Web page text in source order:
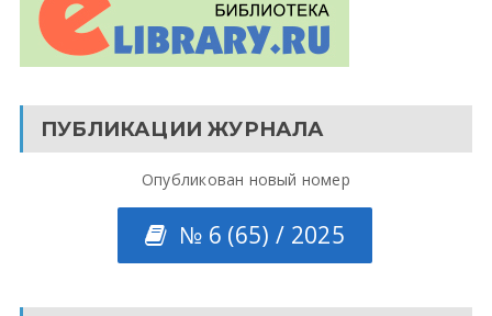
ПУБЛИКАЦИИ ЖУРНАЛА
Опубликован новый номер
№ 6 (65) / 2025